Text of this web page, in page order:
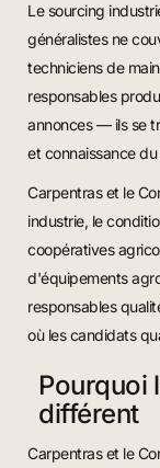
Le sourcing
généralistes ne
techniciens de
responsables
annonces — ils se
et connaissance
Carpentras et le
industrie, le
coopératives
d'équipements
responsables
où les candidats
Pourquoi
différent
Carpentras et le